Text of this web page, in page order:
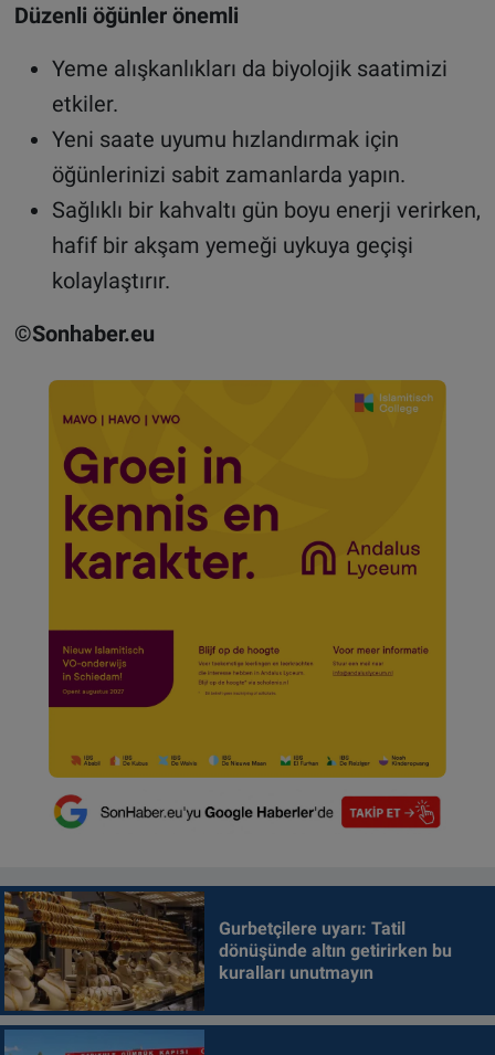
Düzenli öğünler önemli
Yeme alışkanlıkları da biyolojik saatimizi
etkiler.
Yeni saate uyumu hızlandırmak için
öğünlerinizi sabit zamanlarda yapın.
Sağlıklı bir kahvaltı gün boyu enerji verirken,
hafif bir akşam yemeği uykuya geçişi
kolaylaştırır.
©Sonhaber.eu
Gurbetçilere uyarı: Tatil
dönüşünde altın getirirken bu
kuralları unutmayın